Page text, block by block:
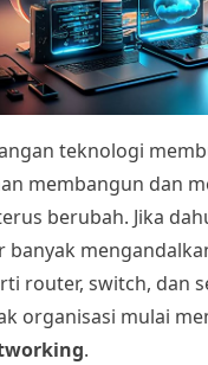
teknologi
membangun dan
berubah. Jika
banyak
router, switch, dan
organisasi mulai
.